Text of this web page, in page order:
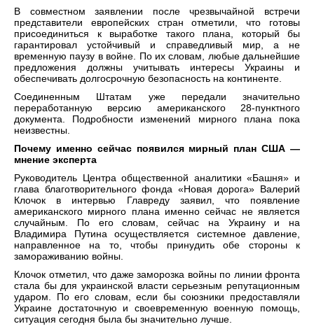
В совместном заявлении после чрезвычайной встречи
представители европейских стран отметили, что готовы
присоединиться к выработке такого плана, который бы
гарантировал устойчивый и справедливый мир, а не
временную паузу в войне. По их словам, любые дальнейшие
предложения должны учитывать интересы Украины и
обеспечивать долгосрочную безопасность на континенте.
Соединенным Штатам уже передали значительно
переработанную версию американского 28-пунктного
документа. Подробности изменений мирного плана пока
неизвестны.
Почему именно сейчас появился мирный план США —
мнение эксперта
Руководитель Центра общественной аналитики «Башня» и
глава благотворительного фонда «Новая дорога» Валерий
Клочок в интервью Главреду заявил, что появление
американского мирного плана именно сейчас не является
случайным. По его словам, сейчас на Украину и на
Владимира Путина осуществляется системное давление,
направленное на то, чтобы принудить обе стороны к
замораживанию войны.
Клочок отметил, что даже заморозка войны по линии фронта
стала бы для украинской власти серьезным репутационным
ударом. По его словам, если бы союзники предоставляли
Украине достаточную и своевременную военную помощь,
ситуация сегодня была бы значительно лучше.